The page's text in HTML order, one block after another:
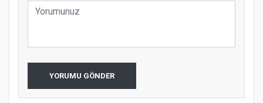
YORUMU GÖNDER